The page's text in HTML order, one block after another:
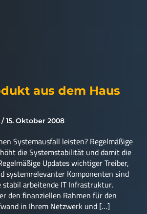
aus dem Haus
15. Oktober 2008
Systemausfall leisten? Regelmäßige
die Systemstabilität und damit die
Updates wichtiger Treiber,
systemrelevanter Komponenten sind
arbeitende IT Infrastruktur.
den finanziellen Rahmen für den
in Ihrem Netzwerk und […]